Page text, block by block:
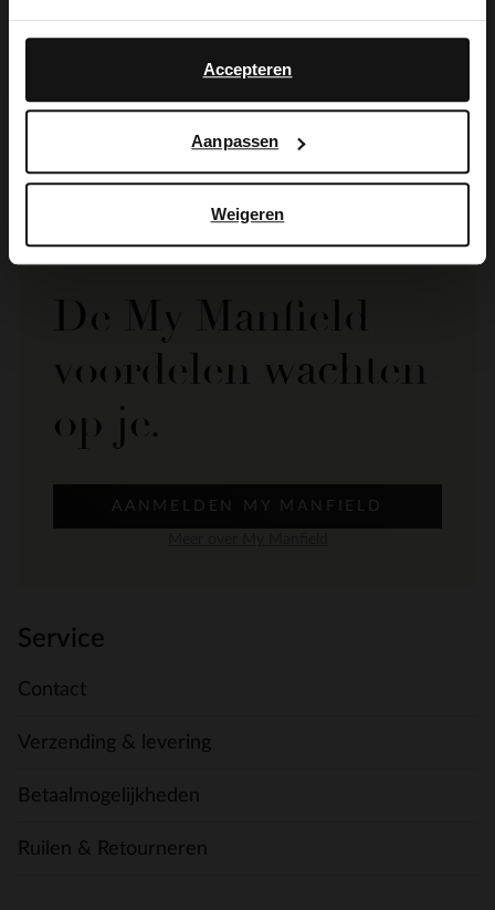
Accepteren
Aanpassen
Weigeren
39.99
De My Manfield
voordelen wachten
op je.
AANMELDEN MY MANFIELD
Service
Contact
Verzending & levering
Betaalmogelijkheden
Ruilen & Retourneren
English